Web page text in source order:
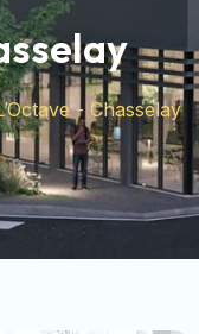
- Chasselay